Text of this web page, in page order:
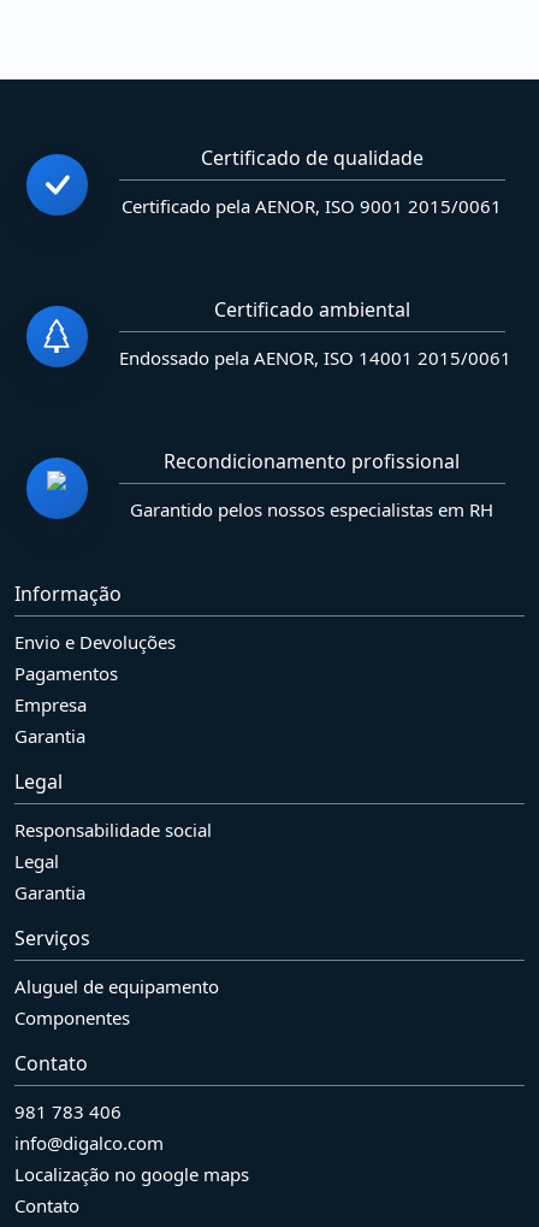
Certificado de qualidade
Certificado pela AENOR, ISO 9001 2015/0061
Certificado ambiental
Endossado pela AENOR, ISO 14001 2015/0061
Recondicionamento profissional
Garantido pelos nossos especialistas em RH
Informação
Envio e Devoluções
Pagamentos
Empresa
Garantia
Legal
Responsabilidade social
Legal
Garantia
Serviços
Aluguel de equipamento
Componentes
Contato
981 783 406
info@digalco.com
Localização no google maps
Contato